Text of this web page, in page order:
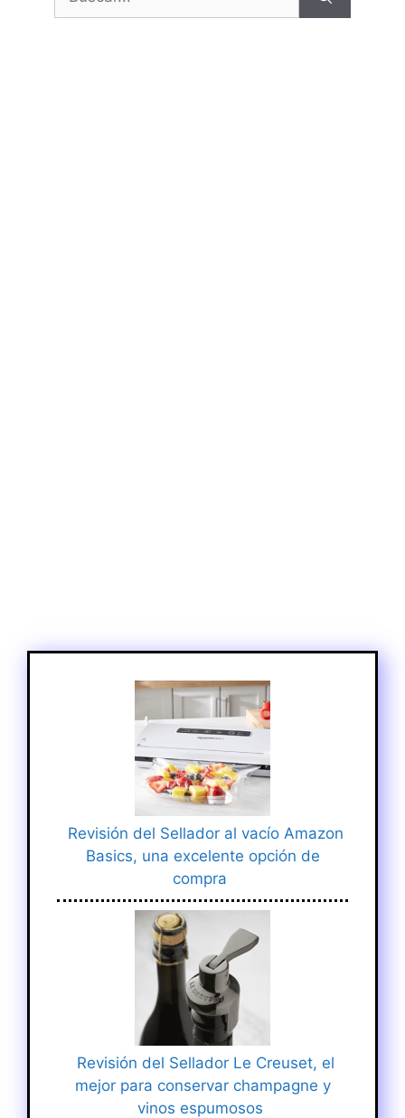
Revisión del Sellador al vacío Amazon
Basics, una excelente opción de
compra
Revisión del Sellador Le Creuset, el
mejor para conservar champagne y
vinos espumosos